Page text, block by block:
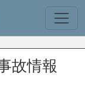
故情報